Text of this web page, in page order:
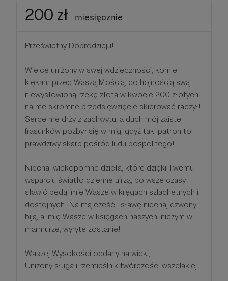
200 zł miesięcznie
Prześwietny Dobrodzieju!
Wielce uniżony w swej wdzięczności, kornie
klękam przed Waszą Mością, co hojnością swą
niewysłowioną rzekę złota w kwocie 200 złotych
na me skromne przedsięwzięcie skierować raczył!
Serce me drży z zachwytu, a duch mój zaiste
frasunków pozbył się w mig, gdyż taki patron to
prawdziwy skarb pośród ludu pospolitego!
Niechaj wiekopomne dzieła, które dzięki Twemu
wsparciu światło dzienne ujrzą, po wsze czasy
sławić będą imię Wasze w kręgach szlachetnych i
dostojnych! Na mą cześć i sławę niechaj dzwony
biją, a imię Wasze w księgach naszych, niczym w
marmurze, wyryte zostanie!
Waszej Wysokości oddany na wieki,
Uniżony sługa i rzemieślnik twórczości wszelakiej